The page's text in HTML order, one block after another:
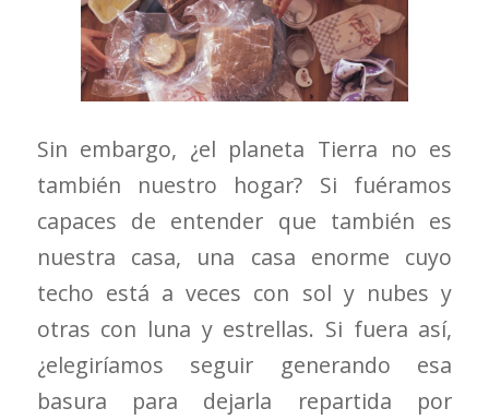
Sin embargo, ¿el planeta Tierra no es
también nuestro hogar? Si fuéramos
capaces de entender que también es
nuestra casa, una casa enorme cuyo
techo está a veces con sol y nubes y
otras con luna y estrellas. Si fuera así,
¿elegiríamos seguir generando esa
basura para dejarla repartida por